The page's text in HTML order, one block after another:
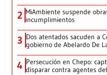
2 MiAmbiente suspende
incumplimientos
3 Dos atentados sacuden a
gobierno de Abelardo De
4 Persecución en Chepo:
disparar contra agentes